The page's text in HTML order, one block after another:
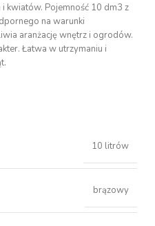
kwiatów. Pojemność 10 dm3 z
na warunki
aranżację wnętrz i ogrodów.
Łatwa w utrzymaniu i
10 litrów
brązowy